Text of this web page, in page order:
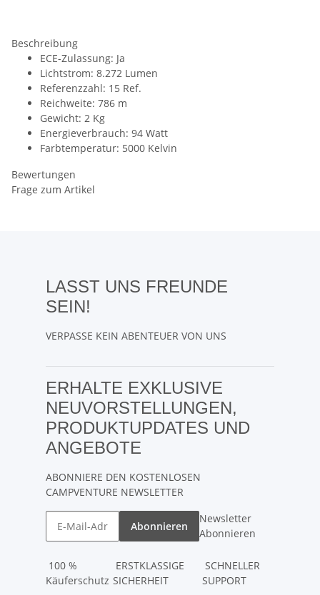
Beschreibung
ECE-Zulassung: Ja
Lichtstrom: 8.272 Lumen
Referenzzahl: 15 Ref.
Reichweite: 786 m
Gewicht: 2 Kg
Energieverbrauch: 94 Watt
Farbtemperatur: 5000 Kelvin
Bewertungen
Frage zum Artikel
LASST UNS FREUNDE
SEIN!
VERPASSE KEIN ABENTEUER VON UNS
ERHALTE EXKLUSIVE
NEUVORSTELLUNGEN,
PRODUKTUPDATES UND
ANGEBOTE
ABONNIERE DEN KOSTENLOSEN
CAMPVENTURE NEWSLETTER
Abonnieren
Newsletter
Abonnieren
100 %
Käuferschutz
ERSTKLASSIGE
SICHERHEIT
SCHNELLER
SUPPORT